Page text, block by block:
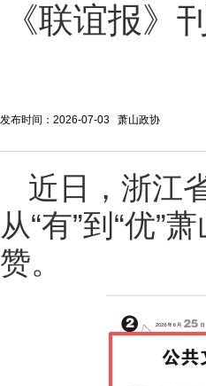
《联谊报》
发布时间：2026-07-03 萧山政协
近日，浙江
从“有”到“优”萧
赞。